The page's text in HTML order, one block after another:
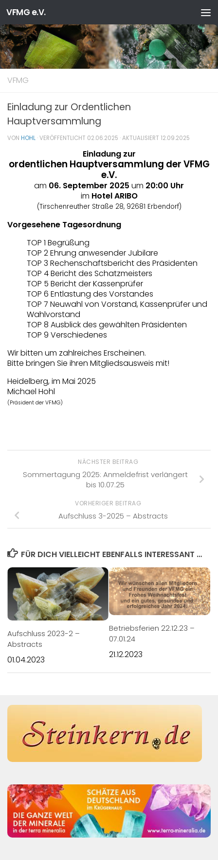
Zum Inhalt springen
VFMG e.V.
VFMG
Einladung zur Ordentlichen
Hauptversammlung
VON HOHL · VERÖFFENTLICHT 02.06.2025 · AKTUALISIERT 12.09.2025
Einladung zur
ordentlichen Hauptversammlung der VFMG
e.V.
am 06. September 2025 um 20:00 Uhr
im Hotel ARIBO
(Tirschenreuther Straße 28, 92681 Erbendorf)
Vorgesehene Tagesordnung
TOP 1 Begrüßung
TOP 2 Ehrung anwesender Jubilare
TOP 3 Rechenschaftsbericht des Präsidenten
TOP 4 Bericht des Schatzmeisters
TOP 5 Bericht der Kassenprüfer
TOP 6 Entlastung des Vorstandes
TOP 7 Neuwahl von Vorstand, Kassenprüfer und
Wahlvorstand
TOP 8 Ausblick des gewählten Präsidenten
TOP 9 Verschiedenes
Wir bitten um zahlreiches Erscheinen.
Bitte bringen Sie ihren Mitgliedsausweis mit!
Heidelberg, im Mai 2025
Michael Hohl
(Präsident der VFMG)
NÄCHSTER BEITRAG
Sommertagung 2025: Anmeldefrist verlängert
bis 10.07.25
VORHERIGER BEITRAG
Aufschluss 3-2025 – Abstracts
FÜR DICH VIELLEICHT EBENFALLS INTERESSANT …
Aufschluss 2023-2 –
Abstracts
01.04.2023
Betriebsferien 22.12.23 –
07.01.24
21.12.2023